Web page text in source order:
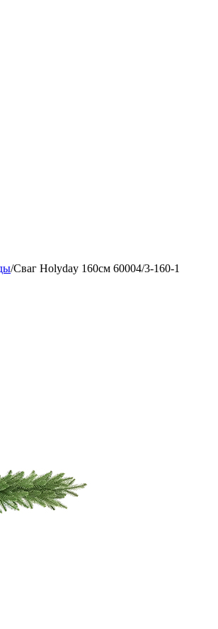
/Сваг Holyday 160см 60004/3-160-1